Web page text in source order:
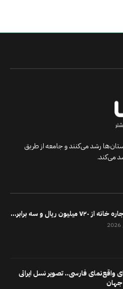
رشد می‌کنند و جامعه از طریق
می‌کند.
میلیون ریال و سه برابر...
واقع‌نمای فارسی.. تصویر نسل ایرانی
جهان